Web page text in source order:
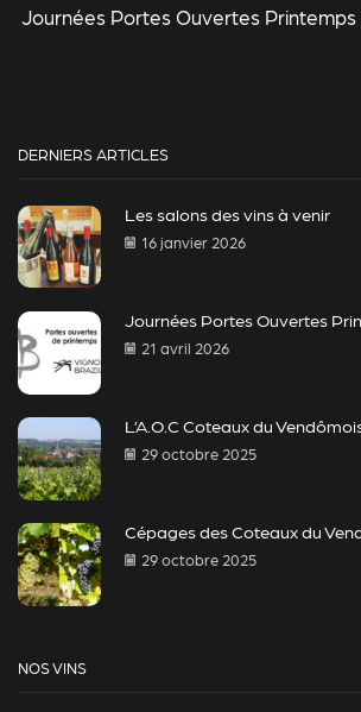
Journées Portes Ouvertes
DERNIERS ARTICLES
Les salons des vins à venir
16 janvier 2026
Journées Portes Ouvertes
21 avril 2026
L’A.O.C Coteaux du
29 octobre 2025
Cépages des Coteaux du
29 octobre 2025
NOS VINS